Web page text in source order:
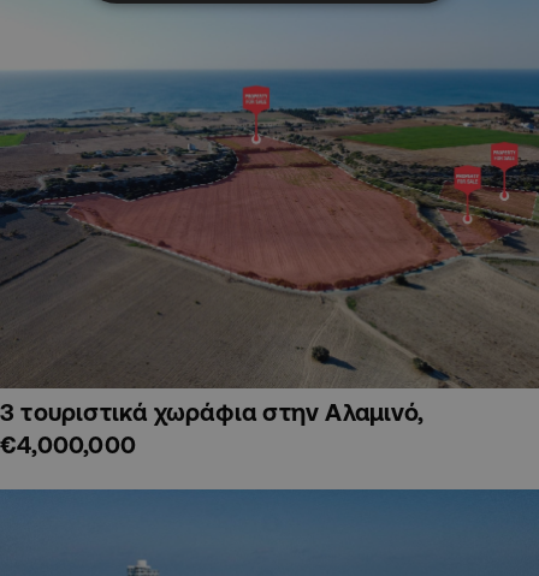
3 τουριστικά χωράφια στην Αλαμινό,
€4,000,000